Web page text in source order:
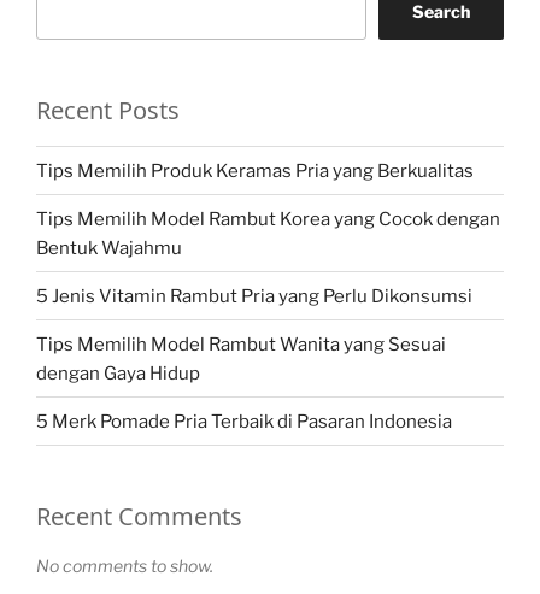
Search
Recent Posts
Tips Memilih Produk Keramas Pria yang Berkualitas
Tips Memilih Model Rambut Korea yang Cocok dengan
Bentuk Wajahmu
5 Jenis Vitamin Rambut Pria yang Perlu Dikonsumsi
Tips Memilih Model Rambut Wanita yang Sesuai
dengan Gaya Hidup
5 Merk Pomade Pria Terbaik di Pasaran Indonesia
Recent Comments
No comments to show.